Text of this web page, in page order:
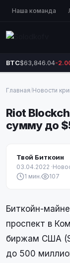
Наша команда
BTC$63,846.04-
Главная/Новости
Riot
сумму до
Твой Биткоин
03.04.2022 ·
1 мин.
107
Биткойн-
проспект в
биржам США
до 500